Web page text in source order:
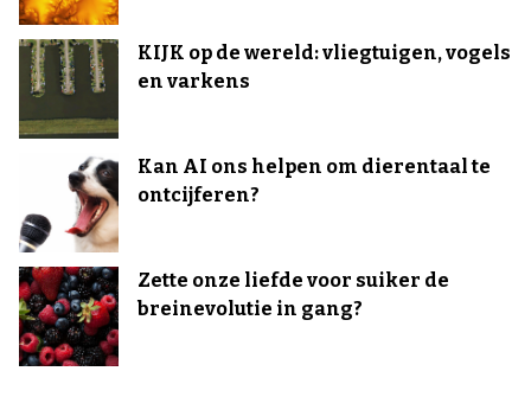
KIJK op de wereld: vliegtuigen, vogels
en varkens
Kan AI ons helpen om dierentaal te
ontcijferen?
Zette onze liefde voor suiker de
breinevolutie in gang?